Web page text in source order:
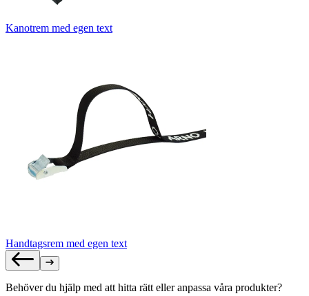
Kanotrem med egen text
Handtagsrem med egen text
Behöver du hjälp med att hitta rätt eller anpassa våra produkter?